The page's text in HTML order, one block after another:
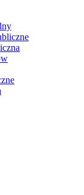
logowanie do serwisu
w nowej karcie